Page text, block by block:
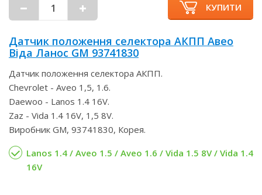
КУПИТИ
Датчик положення селектора АКПП Авео
Віда Ланос GM 93741830
Датчик положення селектора АКПП.
Chevrolet - Aveo 1,5, 1.6.
Daewoo - Lanos 1.4 16V.
Zaz - Vida 1.4 16V, 1,5 8V.
Виробник GM, 93741830, Корея.
Lanos 1.4 / Aveo 1.5 / Aveo 1.6 / Vida 1.5 8V / Vida 1.4
16V